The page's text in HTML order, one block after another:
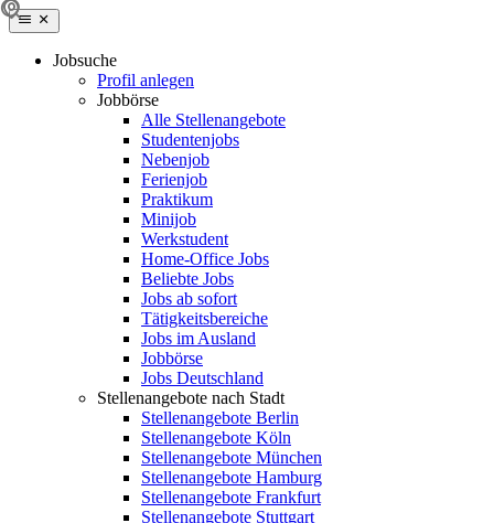
Jobsuche
Profil anlegen
Jobbörse
Alle Stellenangebote
Studentenjobs
Nebenjob
Ferienjob
Praktikum
Minijob
Werkstudent
Home-Office Jobs
Beliebte Jobs
Jobs ab sofort
Tätigkeitsbereiche
Jobs im Ausland
Jobbörse
Jobs Deutschland
Stellenangebote nach Stadt
Stellenangebote Berlin
Stellenangebote Köln
Stellenangebote München
Stellenangebote Hamburg
Stellenangebote Frankfurt
Stellenangebote Stuttgart